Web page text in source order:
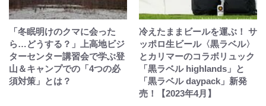
「冬眠明けのクマに会った
ら…どうする？」上高地ビジ
ターセンター講習会で学ぶ登
山＆キャンプでの「4つの必
須対策」とは？
冷えたままビールを運ぶ！ サ
ッポロ生ビール〈黒ラベル〉
とカリマーのコラボリュック
「黒ラベル highlands」と
「黒ラベル daypack」新発
売！【2023年4月】